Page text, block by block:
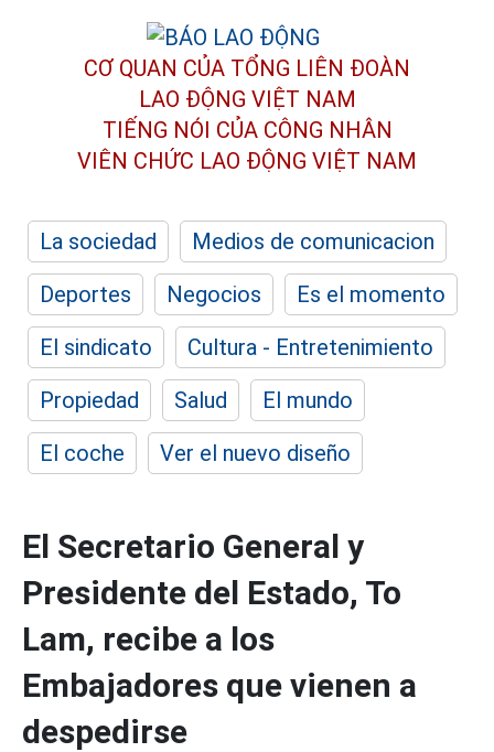
CƠ QUAN CỦA TỔNG LIÊN ĐOÀN
LAO ĐỘNG VIỆT NAM
TIẾNG NÓI CỦA CÔNG NHÂN
VIÊN CHỨC LAO ĐỘNG VIỆT NAM
La sociedad
Medios de comunicacion
Deportes
Negocios
Es el momento
El sindicato
Cultura - Entretenimiento
Propiedad
Salud
El mundo
El coche
Ver el nuevo diseño
El Secretario General y
Presidente del Estado, To
Lam, recibe a los
Embajadores que vienen a
despedirse